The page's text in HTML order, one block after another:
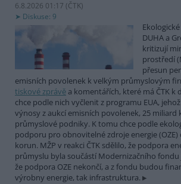
6.8.2026 01:17 (ČTK)
Diskuse: 9
DUHA a
kritizují
prostředí
přesun
emisních povolenek k velkým průmyslovým
tiskové zprávě a komentářích, které má ČTK k
chce podle nich vyčlenit z programu EUA,
výnosy z aukcí emisních povolenek, 25
průmyslové podniky. K tomu chce podle
podporu pro obnovitelné zdroje energie (OZE)
korun. MŽP v reakci ČTK sdělilo, že podpora
průmyslu byla součástí Modernizačního fondu
že podpora OZE nekončí, a z fondu budou
výrobny energie, tak infrastruktura.